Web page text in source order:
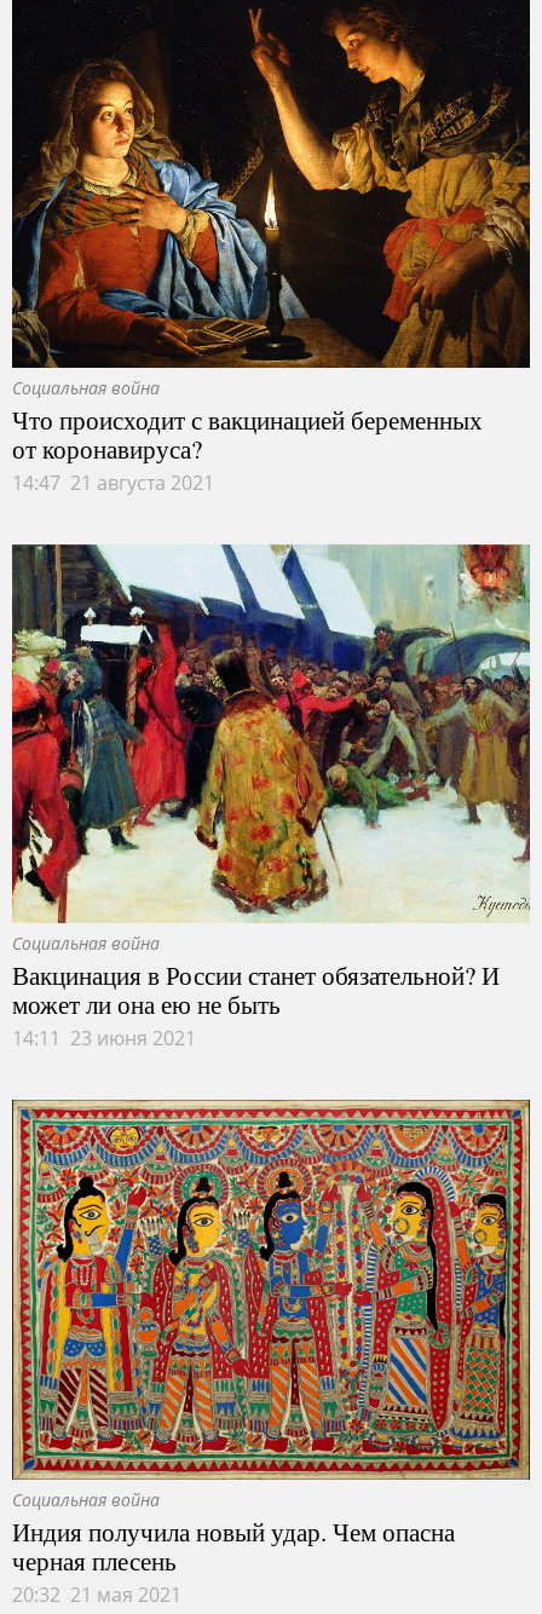
Социальная война
Что происходит с вакцинацией беременных
от коронавируса?
14:47 21 августа 2021
Социальная война
Вакцинация в России станет обязательной? И
может ли она ею не быть
14:11 23 июня 2021
Социальная война
Индия получила новый удар. Чем опасна
черная плесень
20:32 21 мая 2021